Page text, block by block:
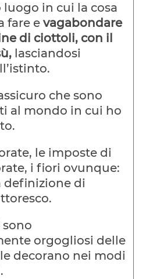
luogo in cui la cosa
fare e vagabondare
di ciottoli, con il
lasciandosi
che sono
al mondo in cui ho
le imposte di
i fiori ovunque:
definizione di
orgogliosi delle
decorano nei modi